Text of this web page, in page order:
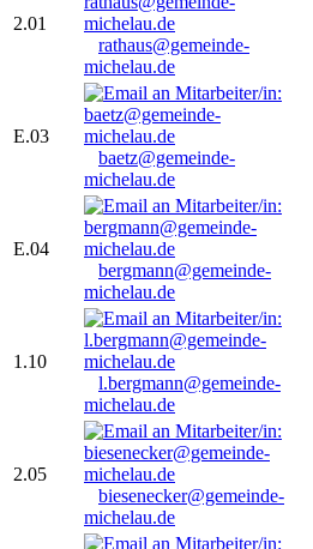
2.01
rathaus@gemeinde-
michelau.de
E.03
baetz@gemeinde-
michelau.de
E.04
bergmann@gemeinde-
michelau.de
1.10
l.bergmann@gemeinde-
michelau.de
2.05
biesenecker@gemeinde-
michelau.de